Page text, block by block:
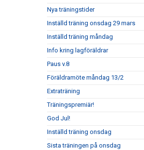
Nya träningstider
Inställd träning onsdag 29 mars
Inställd träning måndag
Info kring lagföräldrar
Paus v.8
Föräldramöte måndag 13/2
Extraträning
Träningspremiär!
God Jul!
Inställd träning onsdag
Sista träningen på onsdag